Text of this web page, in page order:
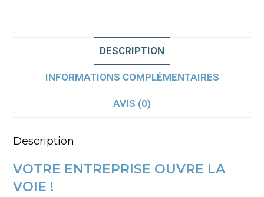
DESCRIPTION
INFORMATIONS COMPLÉMENTAIRES
AVIS (0)
Description
VOTRE ENTREPRISE OUVRE LA
VOIE !